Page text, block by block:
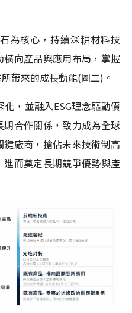
為核心，持續深耕材料技
向產品與應用布局，掌握
帶來的成長動能(圖二)。
，並融入ESG理念驅動價
合作關係，致力成為全球
廠商，搶佔未來技術制高
而奠定長期競爭優勢與產